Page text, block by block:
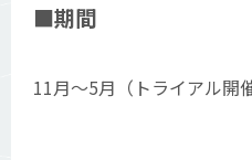
■期間
11月〜5月（トライアル開